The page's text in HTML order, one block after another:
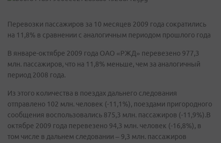
Перевозки пассажиров за 10 месяцев 2009 года сократились
на 11,8% в сравнении с аналогичным периодом прошлого года
В январе-октябре 2009 года ОАО «РЖД» перевезено 977,3
млн. пассажиров, что на 11,8% меньше, чем за аналогичный
период 2008 года.
Из этого количества в поездах дальнего следования
отправлено 102 млн. человек (-11,1%), поездами пригородного
сообщения воспользовались 875,3 млн. пассажиров (-11,9%).В
октябре 2009 года перевезено 94,3 млн. человек (-16,8%), в
том числе в дальнем следовании – 9,3 млн. пассажиров